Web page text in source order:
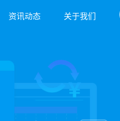
资讯动态 关于我们